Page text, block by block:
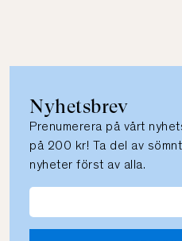
Nyhetsbrev
Prenumerera på vårt
på 200 kr! Ta del av
nyheter först av alla.